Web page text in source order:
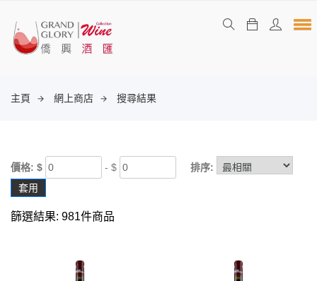
主頁 網上商店 搜尋結果
價格: $ - $
排序:
套用
篩選結果: 981件商品